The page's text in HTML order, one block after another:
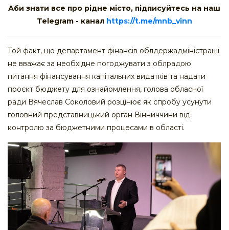
Аби знати все про рідне місто, підписуйтесь на наш
Telegram - канал https://t.me/mnb_vinn
Той факт, що департамент фінансів облдержадміністрації
не вважає за необхідне погоджувати з облрадою
питання фінансування капітальних видатків та надати
проєкт бюджету для ознайомлення, голова обласної
ради Вячеслав Соколовий розцінює як спробу усунути
головний представницький орган Вінниччини від
контролю за бюджетними процесами в області.